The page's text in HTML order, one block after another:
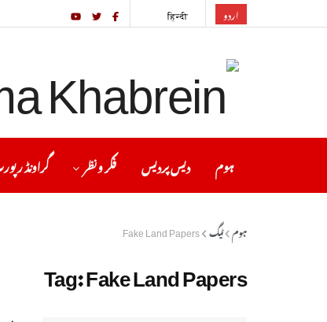
اردو हिन्दी
ہوم دیس پردیس فکر ونظر گراونڈ
ہوم ٹیگ Fake Land Papers
Tag:Fake Land Papers